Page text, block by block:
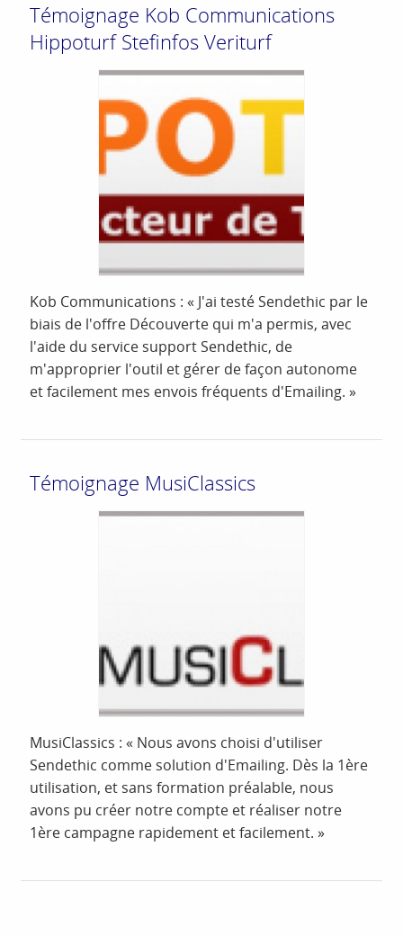
Témoignage Kob Communications
Hippoturf Stefinfos Veriturf
Kob Communications : « J'ai testé Sendethic par le
biais de l'offre Découverte qui m'a permis, avec
l'aide du service support Sendethic, de
m'approprier l'outil et gérer de façon autonome
et facilement mes envois fréquents d'Emailing. »
Témoignage MusiClassics
MusiClassics : « Nous avons choisi d'utiliser
Sendethic comme solution d'Emailing. Dès la 1ère
utilisation, et sans formation préalable, nous
avons pu créer notre compte et réaliser notre
1ère campagne rapidement et facilement. »